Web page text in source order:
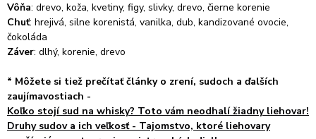
Vôňa: drevo, koža, kvetiny, figy, slivky, drevo, čierne korenie
Chuť: hrejivá, silne korenistá, vanilka, dub, kandizované ovocie,
čokoláda
Záver: dlhý, korenie, drevo
* Môžete si tiež prečítať články o zrení, sudoch a ďalších
zaujímavostiach -
Koľko stojí sud na whisky? Toto vám neodhalí žiadny liehovar!
Druhy sudov a ich veľkosť - Tajomstvo, ktoré liehovary